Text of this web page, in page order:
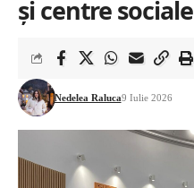
și centre sociale
Nedelea Raluca9 Iulie 2026